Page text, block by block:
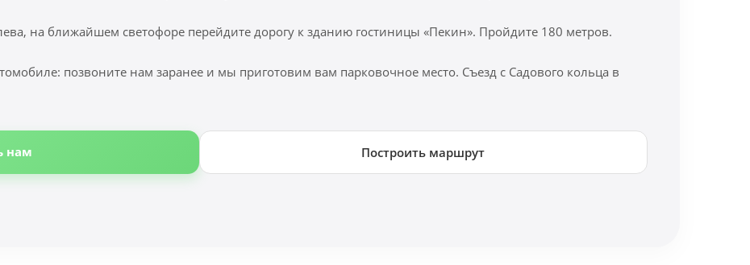
на ближайшем светофоре перейдите дорогу к зданию гостиницы «Пекин». Пройдите 180 метров.
позвоните нам заранее и мы приготовим вам парковочное место. Съезд с Садового кольца в
нам Построить маршрут